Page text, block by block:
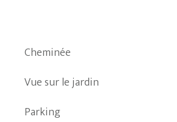
Cheminée
Vue sur le jardin
Parking